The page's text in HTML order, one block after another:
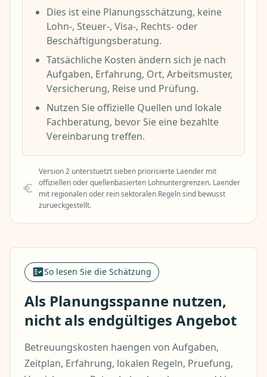
Dies ist eine Planungsschätzung, keine
Lohn-, Steuer-, Visa-, Rechts- oder
Beschäftigungsberatung.
Tatsächliche Kosten ändern sich je nach
Aufgaben, Erfahrung, Ort, Arbeitsmuster,
Versicherung, Reise und Prüfung.
Nutzen Sie offizielle Quellen und lokale
Fachberatung, bevor Sie eine bezahlte
Vereinbarung treffen.
Version 2 unterstuetzt sieben priorisierte Laender mit
offiziellen oder quellenbasierten Lohnuntergrenzen. Laender
mit regionalen oder rein sektoralen Regeln sind bewusst
zurueckgestellt.
So lesen Sie die Schätzung
Als Planungsspanne nutzen,
nicht als endgültiges Angebot
Betreuungskosten haengen von Aufgaben,
Zeitplan, Erfahrung, lokalen Regeln, Pruefung,